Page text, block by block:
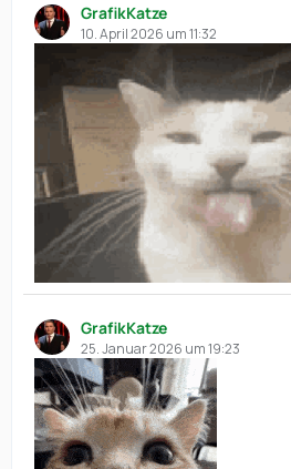
GrafikKatze
10. April 2026 um 11:32
GrafikKatze
25. Januar 2026 um 19:23